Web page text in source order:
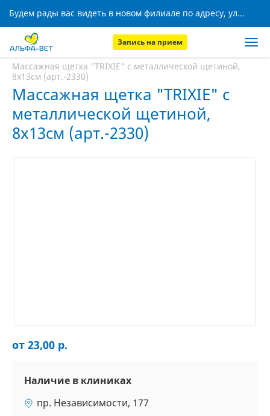
Будем рады вас видеть в новом филиале по адресу, ул. Кижеватова, 8!
Запись на прием
Главная
Массажная щетка "TRIXIE" с металлической щетиной,
8х13см (арт.-2330)
Массажная щетка "TRIXIE" с
металлической щетиной,
8х13см (арт.-2330)
от 23,00 р.
Наличие в клиниках
пр. Независимости, 177